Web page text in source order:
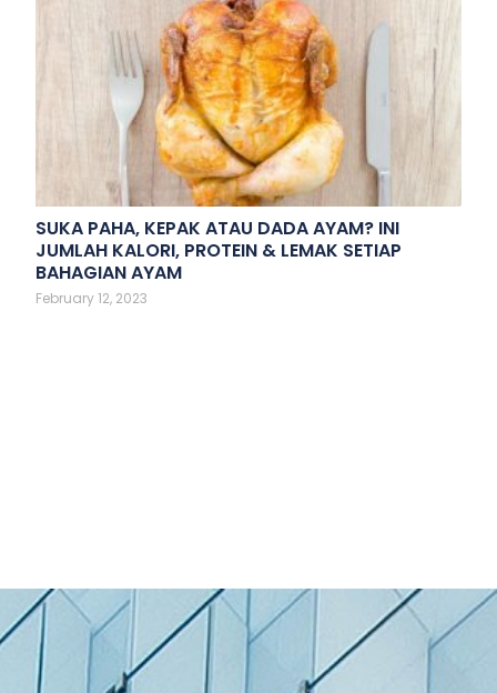
SUKA PAHA, KEPAK ATAU DADA AYAM? INI
JUMLAH KALORI, PROTEIN & LEMAK SETIAP
BAHAGIAN AYAM
February 12, 2023